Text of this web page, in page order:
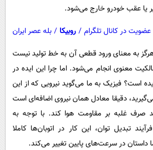
یا عقب خودرو خارج می‌شود.
عضویت در کانال تلگرام / روبیکا / بله عصر ایران
به معنای ورود قطعی آن به خط تولید نیست
معنوی انجام می‌شود. اما چرا این ایده در
است؟ فیزیک به ما می‌گوید نیرویی که از این
دقیقا معادل همان نیروی اضافه‌ای است
صرف غلبه بر مقاومت هوا کند. با توجه به
تبدیل توان، این کار در اتوبان‌ها کاملا
داستان در سرعت‌های پایین تغییر می‌کند.